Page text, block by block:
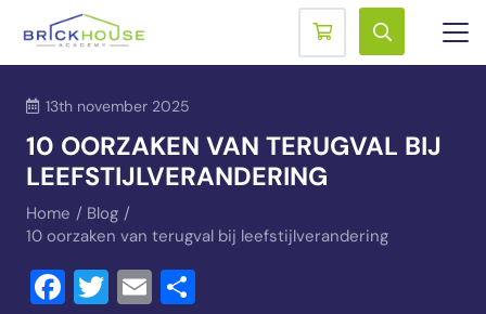
13th november 2025
10 OORZAKEN VAN TERUGVAL BIJ
LEEFSTIJLVERANDERING
Home / Blog /
10 oorzaken van terugval bij leefstijlverandering
Facebook
Twitter
Email